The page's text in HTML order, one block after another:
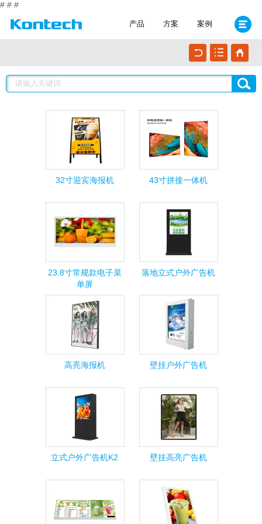
# # #
产品 方案 案例
32寸迎宾海报机 43寸拼接一体机
23.8寸常规款电子菜
单屏
落地立式户外广告机
高亮海报机 壁挂户外广告机
立式户外广告机K2 壁挂高亮广告机